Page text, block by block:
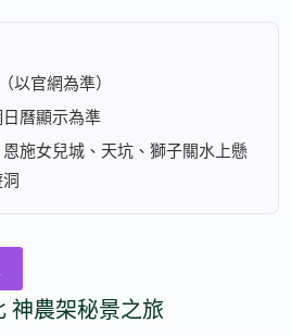
以官網為準）
曆顯示為準
施女兒城、天坑、獅子關水上懸
神農架秘景之旅